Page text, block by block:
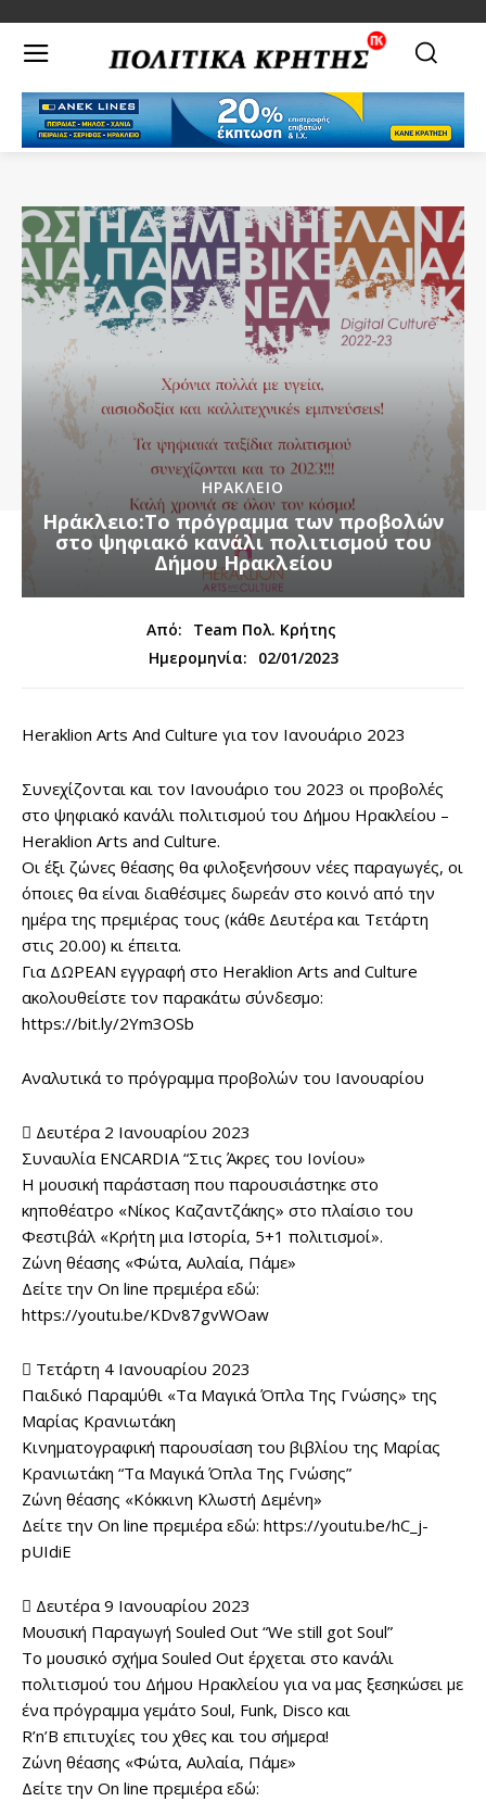
ΗΡΑΚΛΕΙΟ
Ηράκλειο:Το πρόγραμμα των προβολών
στο ψηφιακό κανάλι πολιτισμού του
Δήμου Ηρακλείου
Από:
Team Πολ. Κρήτης
Ημερομηνία:
02/01/2023
Heraklion Arts And Culture για τον Ιανουάριο 2023
Συνεχίζονται και τον Ιανουάριο του 2023 οι προβολές
στο ψηφιακό κανάλι πολιτισμού του Δήμου Ηρακλείου –
Heraklion Arts and Culture.
Οι έξι ζώνες θέασης θα φιλοξενήσουν νέες παραγωγές, οι
όποιες θα είναι διαθέσιμες δωρεάν στο κοινό από την
ημέρα της πρεμιέρας τους (κάθε Δευτέρα και Τετάρτη
στις 20.00) κι έπειτα.
Για ΔΩΡΕΑΝ εγγραφή στο Heraklion Arts and Culture
ακολουθείστε τον παρακάτω σύνδεσμο:
https://bit.ly/2Ym3OSb
Αναλυτικά το πρόγραμμα προβολών του Ιανουαρίου
 Δευτέρα 2 Ιανουαρίου 2023
Συναυλία ENCARDIA “Στις Άκρες του Ιονίου»
Η μουσική παράσταση που παρουσιάστηκε στο
κηποθέατρο «Νίκος Καζαντζάκης» στο πλαίσιο του
Φεστιβάλ «Κρήτη μια Ιστορία, 5+1 πολιτισμοί».
Ζώνη θέασης «Φώτα, Αυλαία, Πάμε»
Δείτε την On line πρεμιέρα εδώ:
https://youtu.be/KDv87gvWOaw
 Τετάρτη 4 Ιανουαρίου 2023
Παιδικό Παραμύθι «Τα Μαγικά Όπλα Της Γνώσης» της
Μαρίας Κρανιωτάκη
Κινηματογραφική παρουσίαση του βιβλίου της Μαρίας
Κρανιωτάκη “Τα Μαγικά Όπλα Της Γνώσης”
Ζώνη θέασης «Κόκκινη Κλωστή Δεμένη»
Δείτε την On line πρεμιέρα εδώ: https://youtu.be/hC_j-
pUIdiE
 Δευτέρα 9 Ιανουαρίου 2023
Μουσική Παραγωγή Souled Out “We still got Soul”
Το μουσικό σχήμα Souled Out έρχεται στο κανάλι
πολιτισμού του Δήμου Ηρακλείου για να μας ξεσηκώσει με
ένα πρόγραμμα γεμάτο Soul, Funk, Disco και
R’n’B επιτυχίες του χθες και του σήμερα!
Ζώνη θέασης «Φώτα, Αυλαία, Πάμε»
Δείτε την On line πρεμιέρα εδώ: